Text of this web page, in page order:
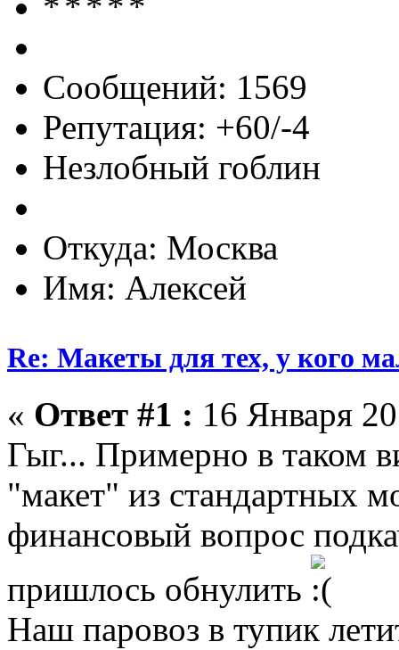
Сообщений: 1569
Репутация: +60/-4
Незлобный гоблин
Откуда: Москва
Имя: Алексей
Re: Макеты для тех, у кого
« Ответ #1 : 16 Января
Гыг... Примерно в таком
"макет" из стандартных
финансовый вопрос
пришлось обнулить
Наш паровоз в тупик